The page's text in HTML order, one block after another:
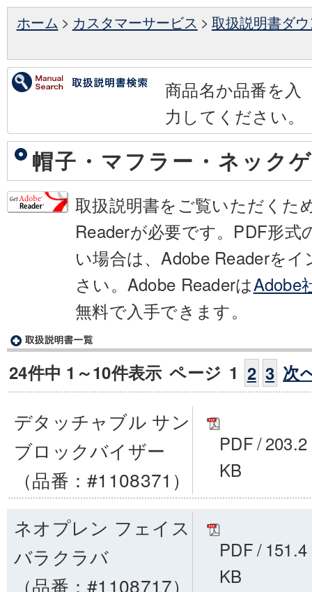
ホーム > カスタマーサービス > 取扱説明書ダ
商品名か品番を入
力してください。
帽子・マフラー・ネック
取扱説明書をご覧いただくた
Readerが必要です。PDF形
い場合は、Adobe Readerを
さい。Adobe ReaderはAdobe
無料で入手できます。
24件中 1～10件表示 ページ 1 2 3 次
デタッチャブル サン
ブロックバイザー
（品番：#1108371）
PDF/203.2
KB
ネオプレン フェイス
バラクラバ
（品番：#1108717）
PDF/ 151.4
KB